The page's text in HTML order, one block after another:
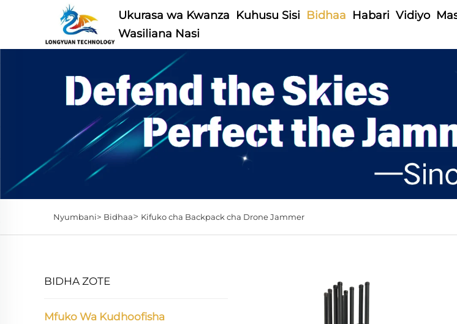
Ukurasa wa Kwanza Kuhusu Sisi Bidhaa Habari Vidiyo
Wasiliana Nasi
Nyumbani> Bidhaa> Kifuko cha Backpack cha Drone Jammer
BIDHA ZOTE
Mfuko Wa Kudhoofisha